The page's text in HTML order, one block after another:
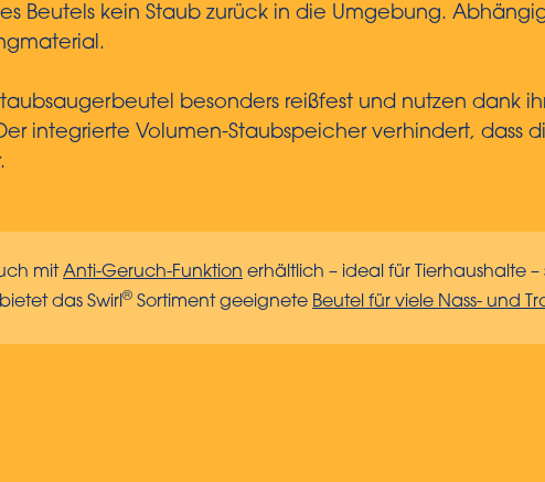
Beutels kein Staub zurück in die Umgebung.
besonders reißfest und nutzen dank
integrierte Volumen-Staubspeicher verhindert, dass
mitAnti-Geruch-Funktion erhältlich – ideal für Tierhaushalte –
das Swirl ® Sortiment geeignete Beutel für viele Nass- und